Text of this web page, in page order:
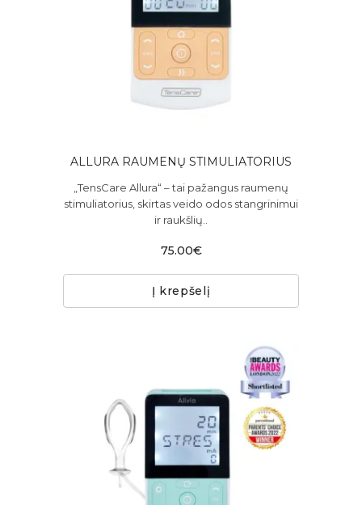
ALLURA RAUMENŲ STIMULIATORIUS
„TensCare Allura“ – tai pažangus raumenų
stimuliatorius, skirtas veido odos stangrinimui
ir raukšlių..
75.00€
Į krepšelį